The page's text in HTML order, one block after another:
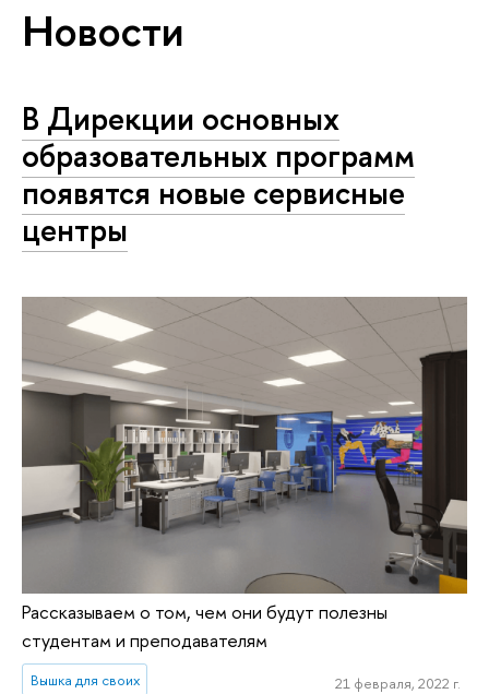
Новости
В Дирекции основных
образовательных программ
появятся новые сервисные
центры
Рассказываем о том, чем они будут полезны
студентам и преподавателям
Вышка для своих 21 февраля, 2022 г.